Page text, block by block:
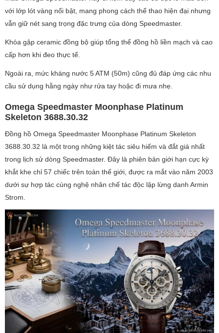
với lớp lót vàng nổi bật, mang phong cách thể thao hiện đại nhưng
vẫn giữ nét sang trọng đặc trưng của dòng Speedmaster.
Khóa gập ceramic đồng bộ giúp tổng thể đồng hồ liền mạch và cao
cấp hơn khi đeo thực tế.
Ngoài ra, mức kháng nước 5 ATM (50m) cũng đủ đáp ứng các nhu
cầu sử dụng hằng ngày như rửa tay hoặc đi mưa nhẹ.
Omega Speedmaster Moonphase Platinum
Skeleton 3688.30.32
Đồng hồ Omega Speedmaster Moonphase Platinum Skeleton
3688.30.32 là một trong những kiệt tác siêu hiếm và đắt giá nhất
trong lịch sử dòng Speedmaster. Đây là phiên bản giới hạn cực kỳ
khắt khe chỉ 57 chiếc trên toàn thế giới, được ra mắt vào năm 2003
dưới sự hợp tác cùng nghệ nhân chế tác độc lập lừng danh Armin
Strom.